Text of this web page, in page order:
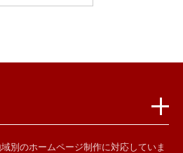
別のホームページ制作に対応していま